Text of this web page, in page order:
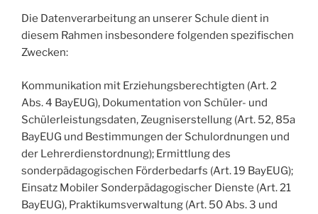
Die Datenverarbeitung an unserer Schule dient in
diesem Rahmen insbesondere folgenden spezifischen
Zwecken:
Kommunikation mit Erziehungsberechtigten (Art. 2
Abs. 4 BayEUG), Dokumentation von Schüler- und
Schülerleistungsdaten, Zeugniserstellung (Art. 52, 85a
BayEUG und Bestimmungen der Schulordnungen und
der Lehrerdienstordnung); Ermittlung des
sonderpädagogischen Förderbedarfs (Art. 19 BayEUG);
Einsatz Mobiler Sonderpädagogischer Dienste (Art. 21
BayEUG), Praktikumsverwaltung (Art. 50 Abs. 3 und